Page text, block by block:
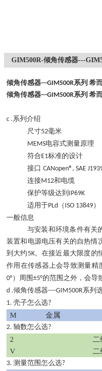
GIM500R-倾角传感器---
倾角传感器---GIM500R系列 希
倾角传感器---GIM500R系列 希
c .系列介绍
尺寸52毫米
MEMS电容式测量原理
符合E1标准的设计
接口 CANopen®, SAE
连接M12和电缆
保护等级达到 IP69K
适用于PLd （ ISO 13849）
一般信息
与安装和环境条件有关
装置和电源电压有关的自热情
到大约 5K。在接近最大限度的
作用在传感器上会导致测量精
0°）周围 ±5°的范围之外，会导
d .倾角传感器----GIM500R系列
1. 壳子怎么选?
M 金属
2. 轴数怎么选?
2
V
3. 测量范围怎么选?